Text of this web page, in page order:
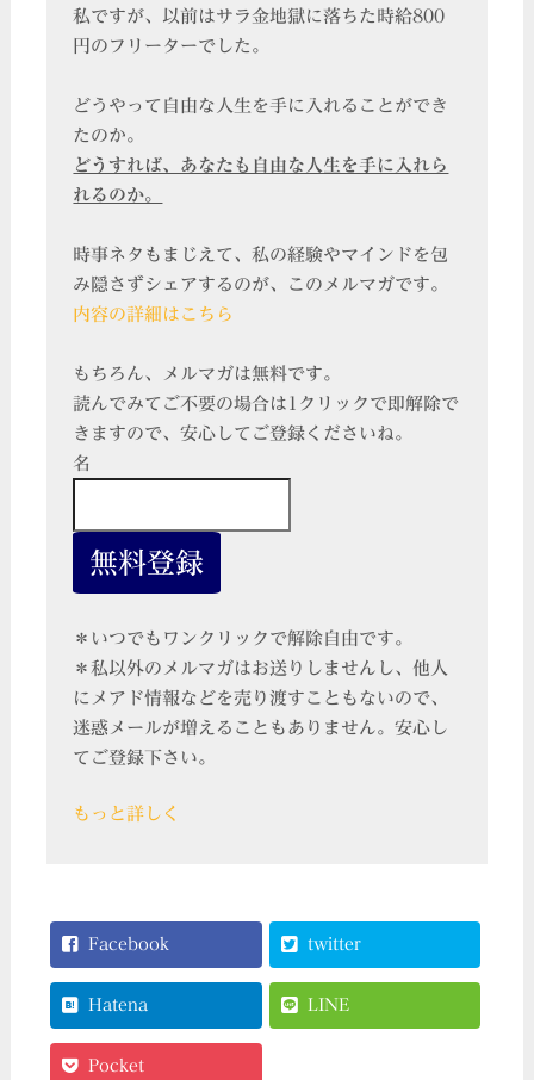
私ですが、以前はサラ金地獄に落ちた時給800
円のフリーターでした。
どうやって自由な人生を手に入れることができ
たのか。
どうすれば、あなたも自由な人生を手に入れら
れるのか。
時事ネタもまじえて、私の経験やマインドを包
み隠さずシェアするのが、このメルマガです。
内容の詳細はこちら
もちろん、メルマガは無料です。
読んでみてご不要の場合は1クリックで即解除で
きますので、安心してご登録くださいね。
名
＊いつでもワンクリックで解除自由です。
＊私以外のメルマガはお送りしませんし、他人
にメアド情報などを売り渡すこともないので、
迷惑メールが増えることもありません。安心し
てご登録下さい。
もっと詳しく
Facebook twitter
Hatena LINE
Pocket